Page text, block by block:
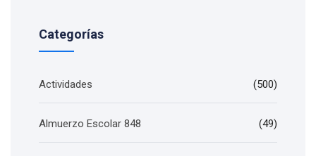
Categorías
Actividades (500)
Almuerzo Escolar 848 (49)